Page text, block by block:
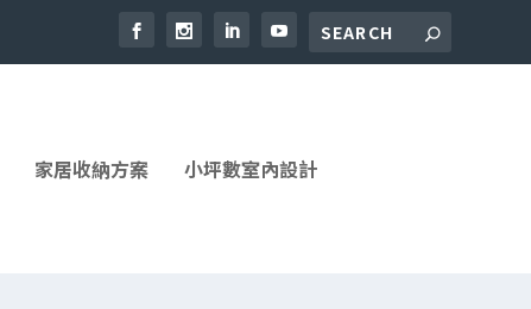
家居收納方案
小坪數室內設計